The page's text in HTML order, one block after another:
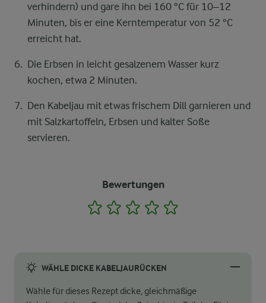
verhindern) und gare ihn bei 160 °C für 10–12
Minuten, bis er eine Kerntemperatur von 52 °C
erreicht hat.
Die Erbsen in leicht gesalzenem Wasser kurz
kochen, etwa 2 Minuten.
Den Kabeljau mit etwas frischem Dill garnieren und
mit Salzkartoffeln, Erbsen und kalter Soße
servieren.
Bewertungen
1 2 3 4
WÄHLE DICKE KABELJAURÜCKEN
Wähle für dieses Rezept dicke, gleichmäßige